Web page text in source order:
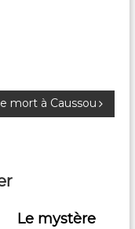
mort à Caussou
Le mystère